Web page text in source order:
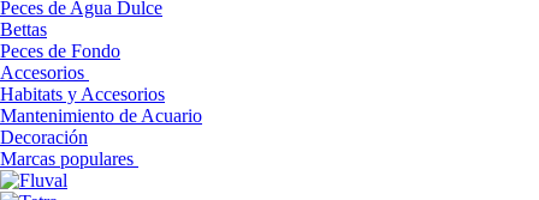
Peces de Agua Dulce
Bettas
Peces de Fondo
Accesorios
Habitats y Accesorios
Mantenimiento de Acuario
Decoración
Marcas populares